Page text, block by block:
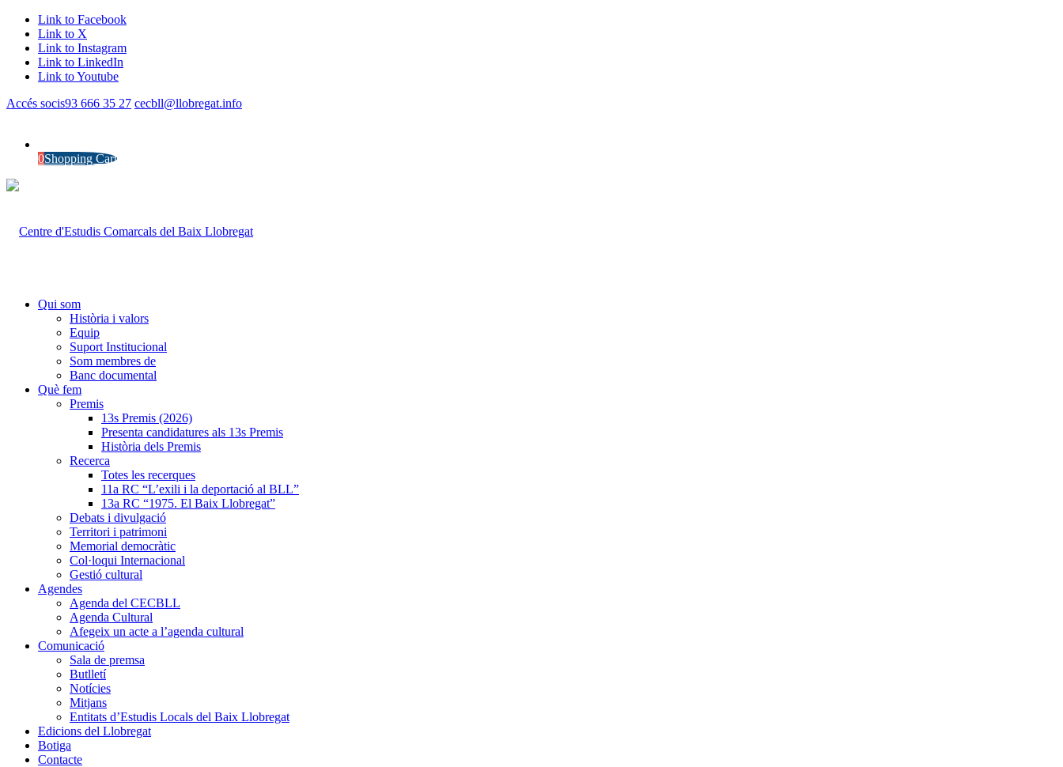
Link to Facebook
Link to X
Link to Instagram
Link to LinkedIn
Link to Youtube
Accés socis93 666 35 27 cecbll@llobregat.info
0Shopping Cart
Qui som
Història i valors
Equip
Suport Institucional
Som membres de
Banc documental
Què fem
Premis
13s Premis (2026)
Presenta candidatures als 13s Premis
Història dels Premis
Recerca
Totes les recerques
11a RC “L’exili i la deportació al BLL”
13a RC “1975. El Baix Llobregat”
Debats i divulgació
Territori i patrimoni
Memorial democràtic
Col·loqui Internacional
Gestió cultural
Agendes
Agenda del CECBLL
Agenda Cultural
Afegeix un acte a l’agenda cultural
Comunicació
Sala de premsa
Butlletí
Notícies
Mitjans
Entitats d’Estudis Locals del Baix Llobregat
Edicions del Llobregat
Botiga
Contacte